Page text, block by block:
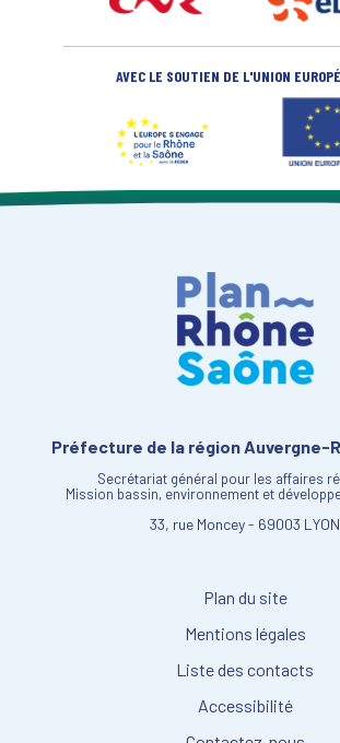
AVEC LE SOUTIEN DE L'UNION
Préfecture de la région Auvergne-
Secrétariat général pour les affaires
Mission bassin, environnement et
33, rue Moncey - 69003 LYON
Plan du site
Mentions légales
Liste des contacts
Accessibilité